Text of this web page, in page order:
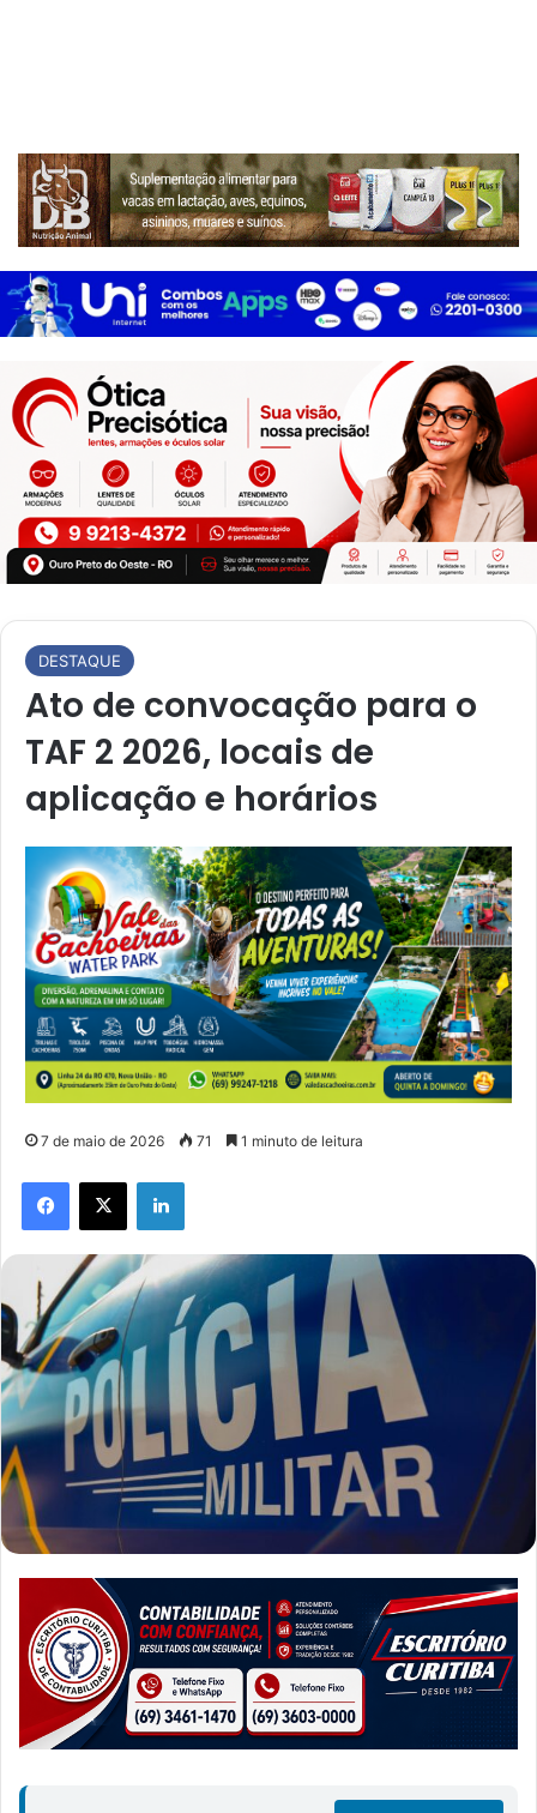
DESTAQUE
Ato de convocação para o
TAF 2 2026, locais de
aplicação e horários
7 de maio de 2026 71 1 minuto de leitura
Facebook
X Linkedin